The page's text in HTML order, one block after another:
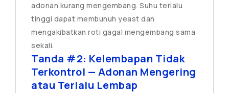
adonan kurang mengembang. Suhu terlalu
tinggi dapat membunuh yeast dan
mengakibatkan roti gagal mengembang sama
sekali.
Tanda #2: Kelembapan Tidak
Terkontrol — Adonan Mengering
atau Terlalu Lembap